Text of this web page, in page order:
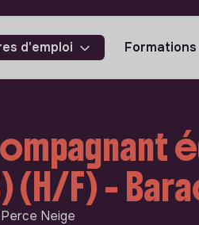
d'emploi Formations
(H/F) -
Neige